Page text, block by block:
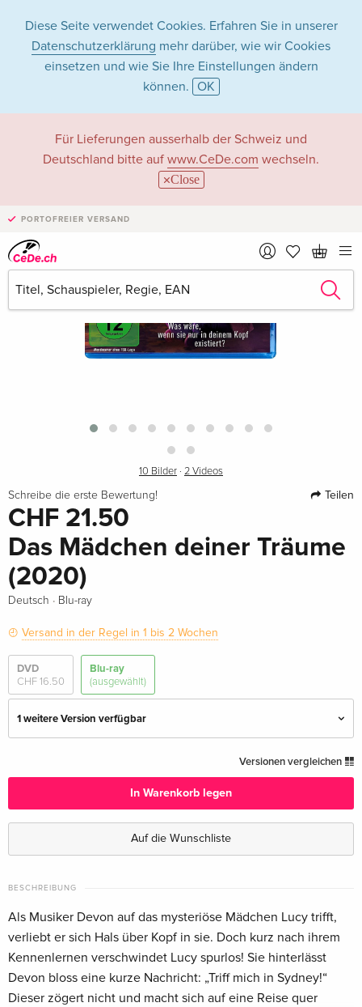
Diese Seite verwendet Cookies. Erfahren Sie in unserer
Datenschutzerklärung mehr darüber, wie wir Cookies
einsetzen und wie Sie Ihre Einstellungen ändern
können. OK
Für Lieferungen ausserhalb der Schweiz und
Deutschland bitte auf www.CeDe.com wechseln.
Close
PORTOFREIER VERSAND
10 Bilder· 2 Videos
Schreibe die erste Bewertung! Teilen
CHF 21.50
Das Mädchen deiner Träume
(2020)
Deutsch · Blu-ray
Versand in der Regel in 1 bis 2 Wochen
DVD
CHF 16.50
Blu-ray
(ausgewählt)
1 weitere Version verfügbar
CHF 21.50
Versionen vergleichen
In Warenkorb legen
Auf die Wunschliste
BESCHREIBUNG
Als Musiker Devon auf das mysteriöse Mädchen Lucy trifft,
verliebt er sich Hals über Kopf in sie. Doch kurz nach ihrem
Kennenlernen verschwindet Lucy spurlos! Sie hinterlässt
Devon bloss eine kurze Nachricht: „Triff mich in Sydney!“
Dieser zögert nicht und macht sich auf eine Reise quer